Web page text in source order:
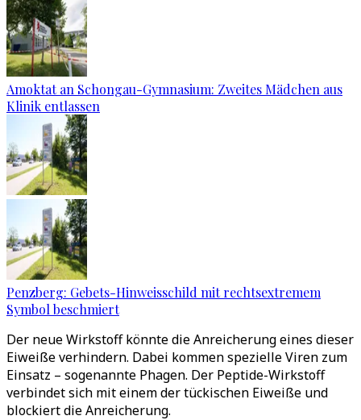
Amoktat an Schongau-Gymnasium: Zweites Mädchen aus
Klinik entlassen
Penzberg: Gebets-Hinweisschild mit rechtsextremem
Symbol beschmiert
Der neue Wirkstoff könnte die Anreicherung eines dieser
Eiweiße verhindern. Dabei kommen spezielle Viren zum
Einsatz – sogenannte Phagen. Der Peptide-Wirkstoff
verbindet sich mit einem der tückischen Eiweiße und
blockiert die Anreicherung.